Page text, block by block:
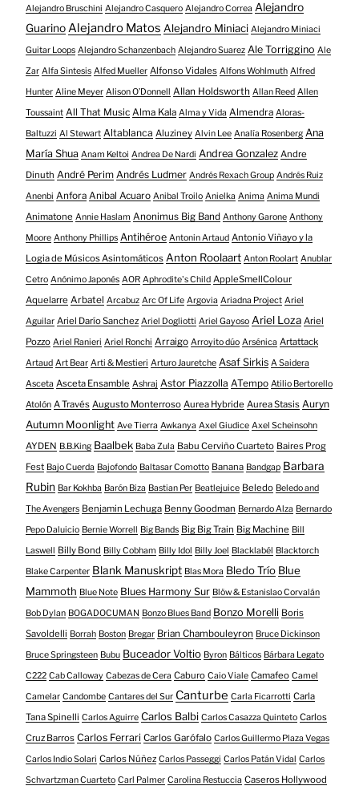
Alejandro Bruschini Alejandro Casquero Alejandro Correa Alejandro
GuarinoAlejandro Matos Alejandro Miniaci Alejandro Miniaci
Guitar Loops Alejandro Schanzenbach Alejandro Suarez Ale Torriggino Ale
Zar Alfa Sintesis Alfed Mueller Alfonso Vidales Alfons Wohlmuth Alfred
Hunter Aline Meyer Alison O​’​Donnell Allan Holdsworth Allan Reed Allen
Toussaint All That Music Alma Kala Alma y Vida Almendra Aloras-
Baltuzzi Al Stewart Altablanca Aluziney Alvin Lee Analía Rosenberg Ana
María Shua Anam Keltoi Andrea De Nardi Andrea Gonzalez Andre
Dinuth André Perim Andrés Ludmer Andrés Rexach Group Andrés Ruiz
Anenbi Anfora Anibal Acuaro Anibal Troilo Anielka Anima Anima Mundi
Animatone Annie Haslam Anonimus Big Band Anthony Garone Anthony
Moore Anthony Phillips Antihéroe Antonin Artaud Antonio Viñayo y la
Logia de Músicos Asintomáticos Anton Roolaart Anton Roolart Anublar
Cetro Anónimo Japonés AOR Aphrodite's Child AppleSmellColour
Aquelarre Arbatel Arcabuz Arc Of Life Argovia Ariadna Project Ariel
Aguilar Ariel Darío Sanchez Ariel Dogliotti Ariel Gayoso Ariel Loza Ariel
Pozzo Ariel Ranieri Ariel Ronchi Arraigo Arroyito dúo Arsénica Artattack
Artaud Art Bear Arti & Mestieri Arturo Jauretche Asaf Sirkis A Saidera
Asceta Asceta Ensamble Ashraj Astor Piazzolla ATempo Atilio Bertorello
Atolón A Través Augusto Monterroso Aurea Hybride Aurea Stasis Auryn
Autumn Moonlight Ave Tierra Awkanya Axel Giudice Axel Scheinsohn
AYDEN B.B.King Baalbek Baba Zula Babu Cerviño Cuarteto Baires Prog
Fest Bajo Cuerda Bajofondo Baltasar Comotto Banana Bandgap Barbara
Rubin Bar Kokhba Barón Biza Bastian Per Beatlejuice Beledo Beledo and
The Avengers Benjamin Lechuga Benny Goodman Bernardo Alza Bernardo
Pepo Daluicio Bernie Worrell Big Bands Big Big Train Big Machine Bill
Laswell
Billy Bond Billy Cobham Billy Idol Billy Joel Blacklabél Blacktorch
Blake Carpenter Blank Manuskript Blas Mora Bledo Trío Blue
Mammoth Blue Note Blues Harmony Sur Blöw & Estanislao Corvalán
Bob Dylan BOGADOCUMAN Bonzo Blues Band Bonzo Morelli Boris
Savoldelli Borrah Boston Bregar Brian Chambouleyron Bruce Dickinson
Bruce Springsteen Bubu Buceador Voltio Byron Bálticos Bárbara Legato
C222 Cab Calloway Cabezas de Cera Caburo Caio Viale Camafeo Camel
Camelar Candombe Cantares del Sur Canturbe Carla Ficarrotti Carla
Tana Spinelli Carlos Aguirre Carlos Balbi Carlos Casazza Quinteto Carlos
Cruz Barros Carlos Ferrari Carlos Garófalo Carlos Guillermo Plaza Vegas
Carlos Indio Solari Carlos Núñez Carlos Passeggi Carlos Patán Vidal Carlos
Schvartzman Cuarteto Carl Palmer Carolina Restuccia Caseros Hollywood